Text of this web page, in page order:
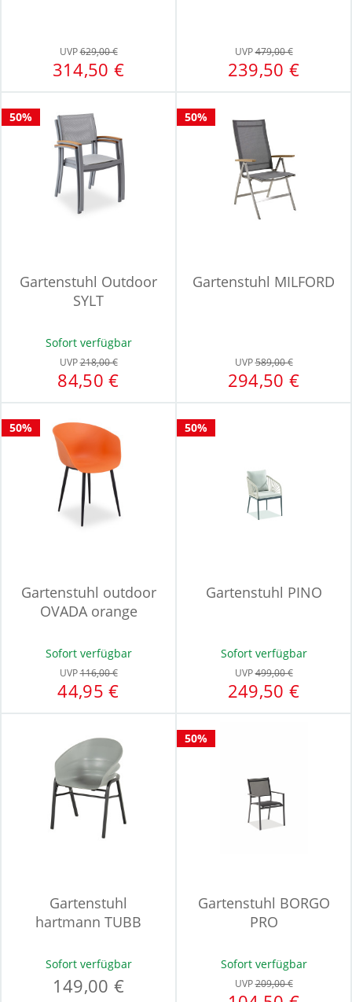
UVP629,00 €
314,50 €
UVP479,00 €
239,50 €
50%
Gartenstuhl Outdoor
SYLT
Sofort verfügbar
UVP218,00 €
84,50 €
50%
Gartenstuhl MILFORD
UVP589,00 €
294,50 €
50%
Gartenstuhl outdoor
OVADA orange
Sofort verfügbar
UVP116,00 €
44,95 €
50%
Gartenstuhl PINO
Sofort verfügbar
UVP499,00 €
249,50 €
Gartenstuhl
hartmann TUBB
Sofort verfügbar
149,00 €
50%
Gartenstuhl BORGO
PRO
Sofort verfügbar
UVP209,00 €